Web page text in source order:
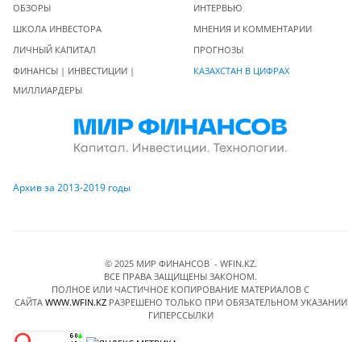
ОБЗОРЫ
ШКОЛА ИНВЕСТОРА
ЛИЧНЫЙ КАПИТАЛ
ФИНАНСЫ | ИНВЕСТИЦИИ |
МИЛЛИАРДЕРЫ
ИНТЕРВЬЮ
МНЕНИЯ И КОММЕНТАРИИ
ПРОГНОЗЫ
КАЗАХСТАН В ЦИФРАХ
Архив за 2013-2019 годы
© 2025 МИР ФИНАНСОВ - WFIN.KZ.
ВСЕ ПРАВА ЗАЩИЩЕНЫ ЗАКОНОМ.
ПОЛНОЕ ИЛИ ЧАСТИЧНОЕ КОПИРОВАНИЕ МАТЕРИАЛОВ C
САЙТА WWW.WFIN.KZРАЗРЕШЕНО ТОЛЬКО ПРИ ОБЯЗАТЕЛЬНОМ УКАЗАНИИ
ГИПЕРССЫЛКИ